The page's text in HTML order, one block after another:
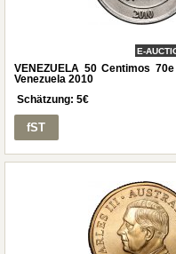
E-
VENEZUELA 50 Centimos
Venezuela 2010
Schätzung: 5€
fST